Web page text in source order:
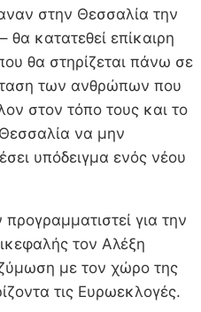
στην Θεσσαλία την
θα κατατεθεί επίκαιρη
θα στηρίζεται πάνω σε
των ανθρώπων που
στον τόπο τους και το
να μην
υπόδειγμα ενός νέου
για την
τον Αλέξη
με τον χώρο της
τις Ευρωεκλογές.